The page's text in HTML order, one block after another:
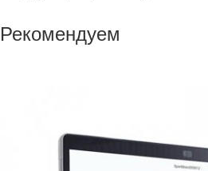
Рекомендуем